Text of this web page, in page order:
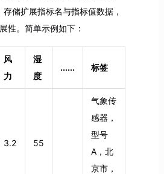
储扩展指标名与指标值数据，
性。简单示例如下：
风
力
湿
度
...... 标签
3.2 55
气象传
感器，
型号
A，北
京市，